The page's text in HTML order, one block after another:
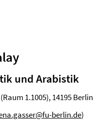
und Arabistik
1.1005), 14195 Berlin
berlin.de)